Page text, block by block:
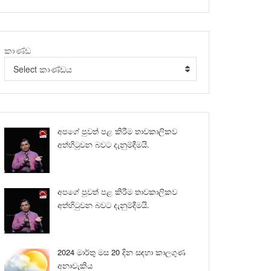
කාණ්ඩ
Select කාණ්ඩය
අපගේ පුවත් පළ කිරීම තාවකාලිකව
අත්හිටුවන බවට දැනුම්දීමයි.
අපගේ පුවත් පළ කිරීම තාවකාලිකව
අත්හිටුවන බවට දැනුම්දීමයි.
2024 මාර්තු මස 20 දින සඳහා කාලගුණ
අනාවැකිය